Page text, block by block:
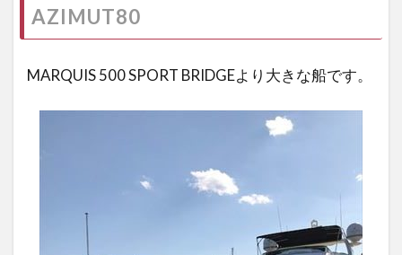
AZIMUT80
MARQUIS 500 SPORT BRIDGEより大きな船です。